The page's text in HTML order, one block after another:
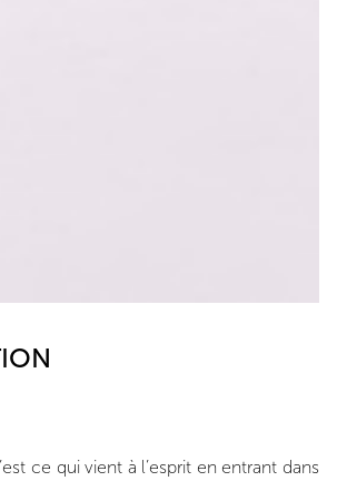
ce qui vient à l’esprit en entrant dans